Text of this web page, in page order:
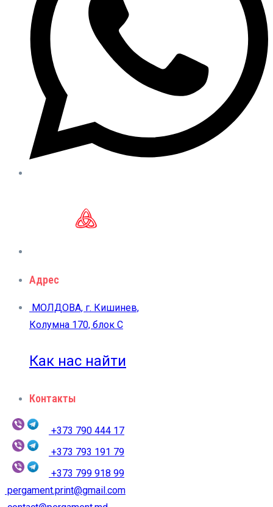
Адрес
МОЛДОВА, г. Кишинев,
Колумна 170, блок C
Как нас найти
Контакты
+373 790 444 17
+373 793 191 79
+373 799 918 99
pergament.print@gmail.com